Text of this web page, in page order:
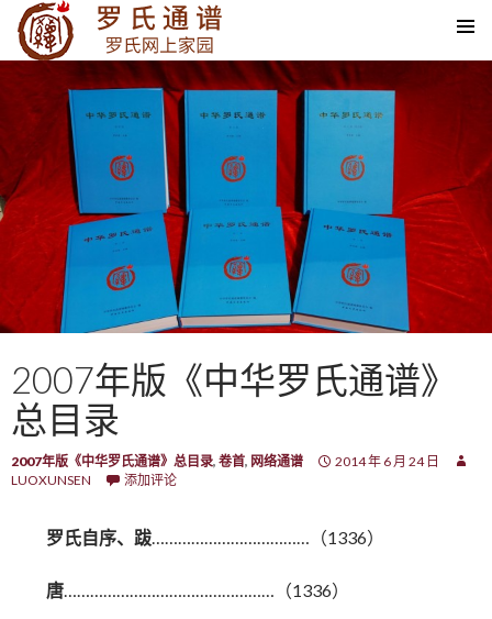
SKIP TO CONTENT
2007年版《中华罗氏通谱》
总目录
2007年版《中华罗氏通谱》总目录, 卷首, 网络通谱
2014 年 6 月 24 日
LUOXUNSEN
添加评论
罗氏自序、跋………………………………（1336）
唐…………………………………………（1336）